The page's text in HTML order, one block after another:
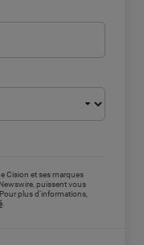
Cision et ses marques
puissent vous
plus d'informations,